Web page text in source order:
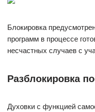
Блокировка
программ в процессе
несчастных случаев с
Разблокировка
Духовки с функцией